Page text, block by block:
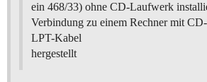
ein 468/33) ohne CD-Laufwerk
Verbindung zu einem Rechner mit
LPT-Kabel
hergestellt